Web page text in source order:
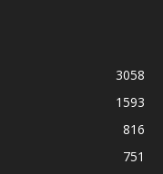
3058
1593
816
751